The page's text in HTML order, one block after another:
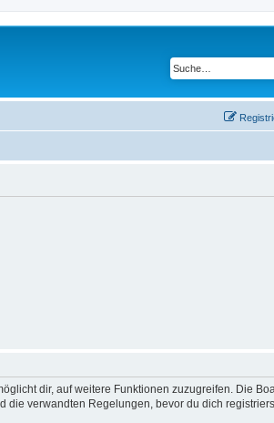
dir, auf weitere Funktionen zuzugreifen. Die
verwandten Regelungen, bevor du dich